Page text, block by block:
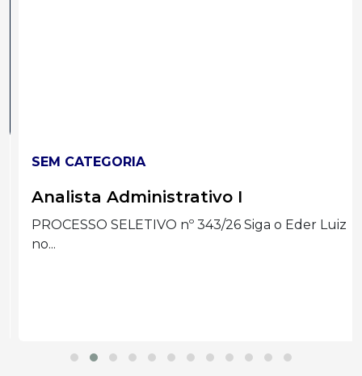
SEM CATEGORIA
Analista Administrativo I
PROCESSO SELETIVO nº 343/26 Siga o Eder Luiz
no...